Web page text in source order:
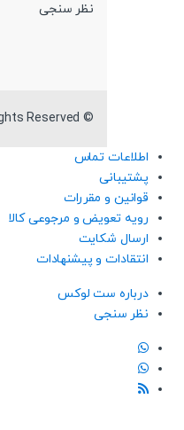
نظر سنجی
©
Reserved
اطلاعات تماس
پشتیبانی
قوانین و مقررات
رویه تعویض و مرجوعی کالا
ارسال شکایت
انتقادات و پیشنهادات
درباره ست لوکس
نظر سنجی